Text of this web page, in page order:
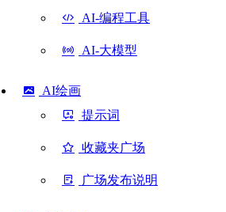
AI-编程工具
AI-大模型
AI绘画
提示词
收藏夹广场
广场发布说明